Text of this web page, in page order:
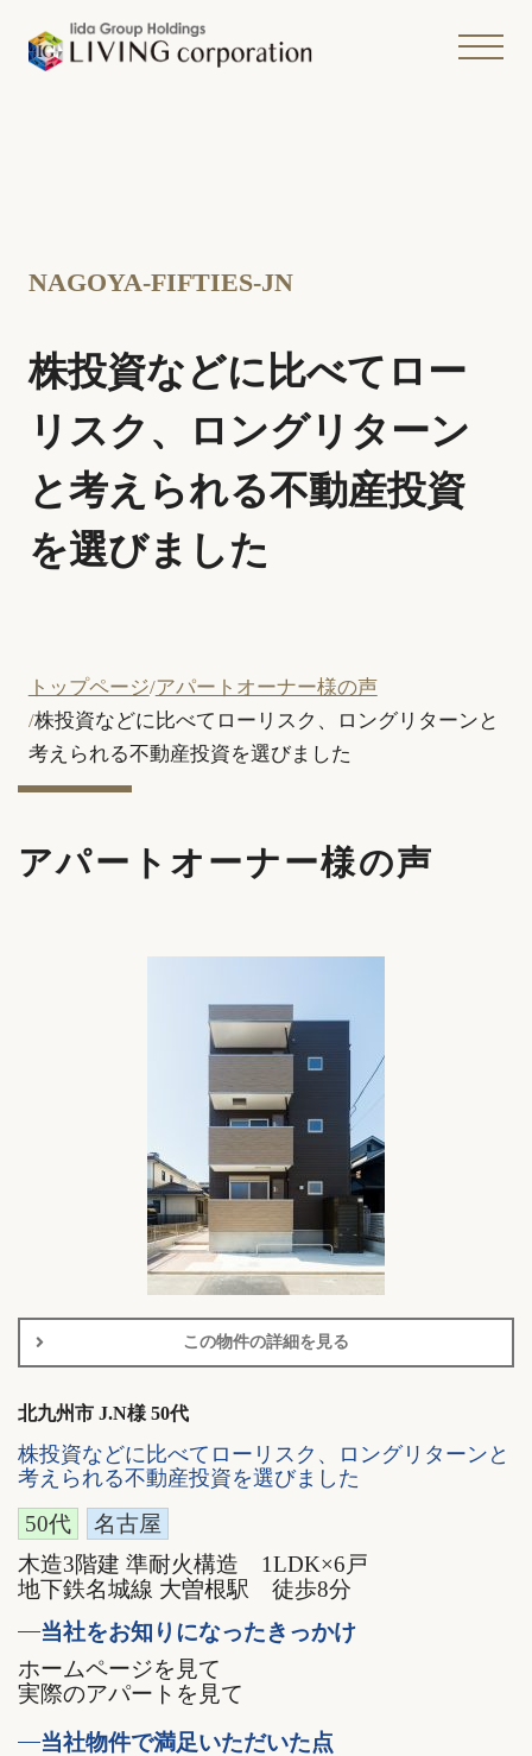
NAGOYA-FIFTIES-JN
株投資などに比べてロー
リスク、ロングリターン
と考えられる不動産投資
を選びました
トップページ アパートオーナー様の声
株投資などに比べてローリスク、ロングリターンと
考えられる不動産投資を選びました
アパートオーナー様の声
この物件の詳細を見る
北九州市 J.N様 50代
株投資などに比べてローリスク、ロングリターンと
考えられる不動産投資を選びました
50代
名古屋
木造3階建 準耐火構造 1LDK×6戸
地下鉄名城線 大曽根駅 徒歩8分
当社をお知りになったきっかけ
ホームページを見て
実際のアパートを見て
当社物件で満足いただいた点